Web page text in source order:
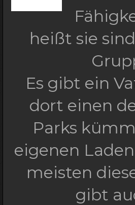
heißt sie
Es gibt ein
dort einen
Parks
eigenen
meisten
gibt